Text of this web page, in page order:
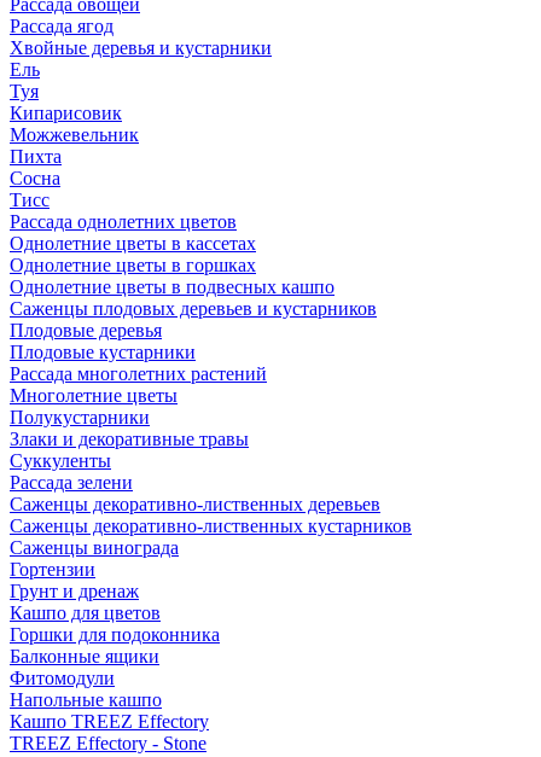
Рассада овощей
Рассада ягод
Хвойные деревья и кустарники
Ель
Туя
Кипарисовик
Можжевельник
Пихта
Сосна
Тисc
Рассада однолетних цветов
Однолетние цветы в кассетах
Однолетние цветы в горшках
Однолетние цветы в подвесных кашпо
Саженцы плодовых деревьев и кустарников
Плодовые деревья
Плодовые кустарники
Рассада многолетних растений
Многолетние цветы
Полукустарники
Злаки и декоративные травы
Суккуленты
Рассада зелени
Саженцы декоративно-лиственных деревьев
Саженцы декоративно-лиственных кустарников
Саженцы винограда
Гортензии
Грунт и дренаж
Кашпо для цветов
Горшки для подоконника
Балконные ящики
Фитомодули
Напольные кашпо
Кашпо TREEZ Effectory
TREEZ Effectory - Stone